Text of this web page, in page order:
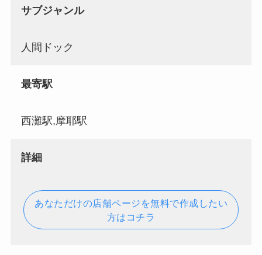
サブジャンル
人間ドック
最寄駅
西灘駅,摩耶駅
詳細
あなただけの店舗ページを無料で作成したい
方はコチラ